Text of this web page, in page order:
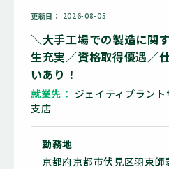
更新日 2026-08-05
＼大手工場での製造に関
生充実／資格取得優遇／
いあり！
就業先
ジェイティプラン
支店
勤務地
京都府京都市伏見区羽束